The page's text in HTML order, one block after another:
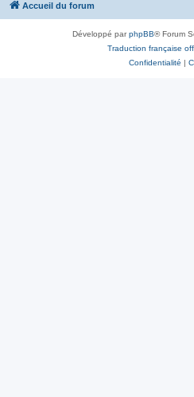
Accueil du forum
Développé parphpBB® Forum
Traduction française
Confidentialité |